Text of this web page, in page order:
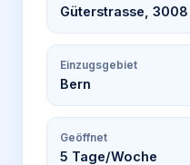
Güterstrasse, 3008
Einzugsgebiet
Bern
Geöffnet
5 Tage/Woche